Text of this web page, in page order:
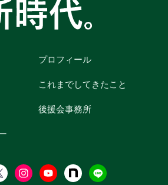
プロフィール
これまでしてきたこと
後援会事務所